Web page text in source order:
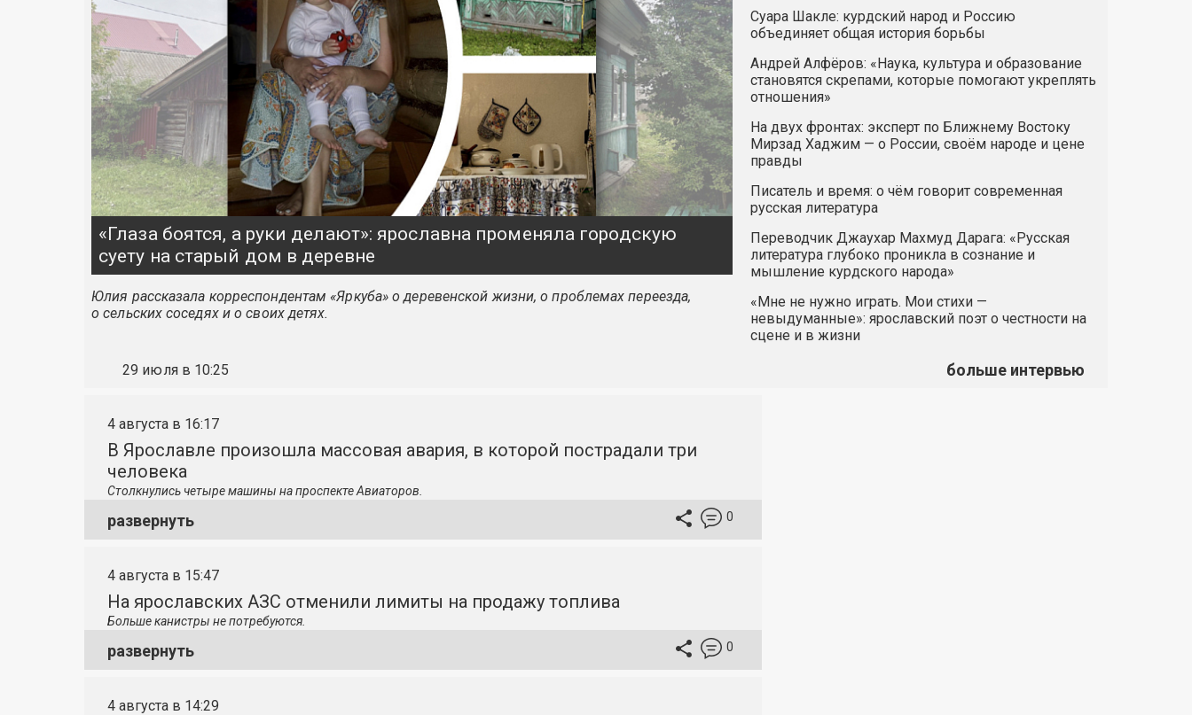
«Глаза боятся, а руки делают»: ярославна променяла городскую
суету на старый дом в деревне
Юлия рассказала корреспондентам «Яркуба» о деревенской жизни, о проблемах переезда,
о сельских соседях и о своих детях.
29 июля в 10:25
Суара Шакле: курдский народ и Россию
объединяет общая история борьбы
Андрей Алфёров: «Наука, культура и образование
становятся скрепами, которые помогают укреплять
отношения»
На двух фронтах: эксперт по Ближнему Востоку
Мирзад Хаджим — о России, своём народе и цене
правды
Писатель и время: о чём говорит современная
русская литература
Переводчик Джаухар Махмуд Дарага: «Русская
литература глубоко проникла в сознание и
мышление курдского народа»
«Мне не нужно играть. Мои стихи —
невыдуманные»: ярославский поэт о честности на
сцене и в жизни
больше интервью
4 августа в 16:17
В Ярославле произошла массовая авария, в которой пострадали три
человека
Столкнулись четыре машины на проспекте Авиаторов.
развернуть 0
4 августа в 15:47
На ярославских АЗС отменили лимиты на продажу топлива
Больше канистры не потребуются.
развернуть 0
4 августа в 14:29